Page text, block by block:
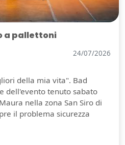
a pallettoni
24/07/2026
della mia vita". Bad
dell'evento tenuto sabato
nella zona San Siro di
il problema sicurezza